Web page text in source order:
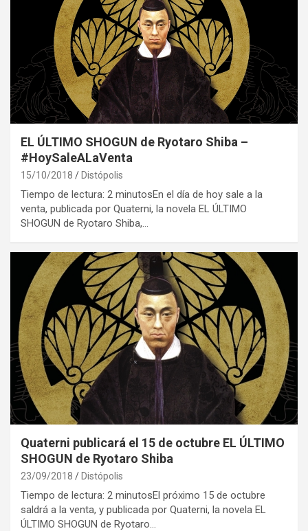
EL ÚLTIMO SHOGUN de Ryotaro Shiba –
#HoySaleALaVenta
15/10/2018 Distópolis
Tiempo de lectura: 2 minutosEn el día de hoy sale a la
venta, publicada por Quaterni, la novela EL ÚLTIMO
SHOGUN de Ryotaro Shiba,…
Quaterni publicará el 15 de octubre EL ÚLTIMO
SHOGUN de Ryotaro Shiba
23/09/2018 Distópolis
Tiempo de lectura: 2 minutosEl próximo 15 de octubre
saldrá a la venta, y publicada por Quaterni, la novela EL
ÚLTIMO SHOGUN de Ryotaro…